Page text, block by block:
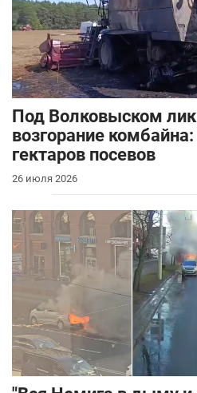
Под Волковыском
возгорание
гектаров посевов
26 июля 2026